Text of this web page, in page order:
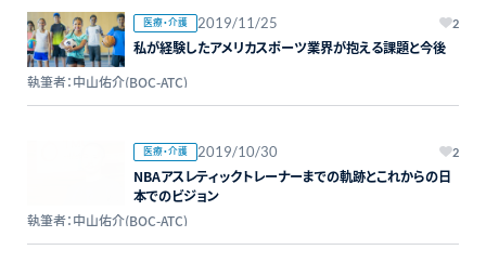
医療・介護 2019/11/25 2
私が経験したアメリカスポーツ業界が抱える課題と今後
執筆者：中山佑介(BOC-ATC)
医療・介護 2019/10/30 2
NBAアスレティックトレーナーまでの軌跡とこれからの日
本でのビジョン
執筆者：中山佑介(BOC-ATC)